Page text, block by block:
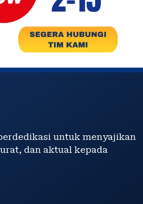
untuk menyajikan
dan aktual kepada